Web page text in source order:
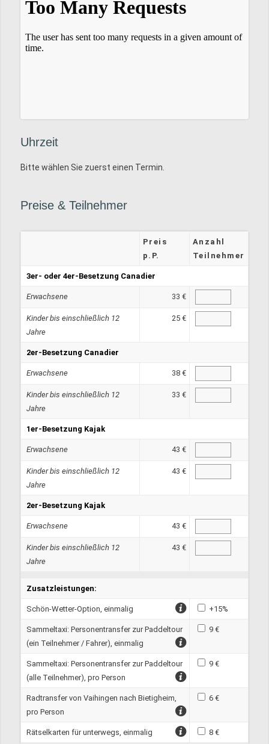
Uhrzeit
Bitte wählen Sie zuerst einen Termin.
Preise &Teilnehmer
Preis
p.P.
Anzahl
Teilnehmer
3er- oder 4er-Besetzung Canadier
Erwachsene 33 €
Kinder bis einschließlich 12
Jahre
25 €
2er-Besetzung Canadier
Erwachsene 38 €
Kinder bis einschließlich 12
Jahre
33 €
1er-Besetzung Kajak
Erwachsene 43 €
Kinder bis einschließlich 12
Jahre
43 €
2er-Besetzung Kajak
Erwachsene 43 €
Kinder bis einschließlich 12
Jahre
43 €
Zusatzleistungen:
Schön-Wetter-Option, einmalig +15%
Sammeltaxi: Personentransfer zur Paddeltour
(ein Teilnehmer / Fahrer), einmalig
9 €
Sammeltaxi: Personentransfer zur Paddeltour
(alle Teilnehmer), pro Person
9 €
Radtransfer von Vaihingen nach Bietigheim,
pro Person
6 €
Rätselkarten für unterwegs, einmalig 8 €